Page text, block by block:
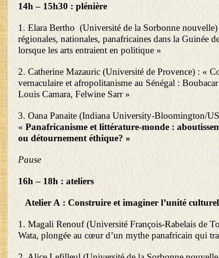
14h – 15h30 : plénière
1. Elara Bertho (Université de la Sorbonne
régionales, nationales, panafricaines dans la Guinée
lorsque les arts entraient en politique »
2. Catherine Mazauric (Université de Provence) : «
vernaculaire et afropolitanisme au Sénégal :
Louis Camara, Felwine Sarr »
3. Oana Panaite (Indiana University-Bloomington/
« Panafricanisme et littérature-monde :
ou détournement éthique? »
Pause
16h – 18h : ateliers
Atelier A : Construire et imaginer l’unité
1. Magali Renouf (Université François-Rabelais de
Wata, plongée au cœur d’un mythe panafricain qui